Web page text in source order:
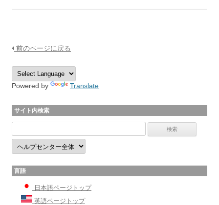
前のページに戻る
Powered by Translate
サイト内検索
言語
日本語ページトップ
英語ページトップ